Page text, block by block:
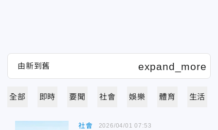
全部 即時 要聞 社會 娛樂 體育 生活
社會 2026/04/01 07:53